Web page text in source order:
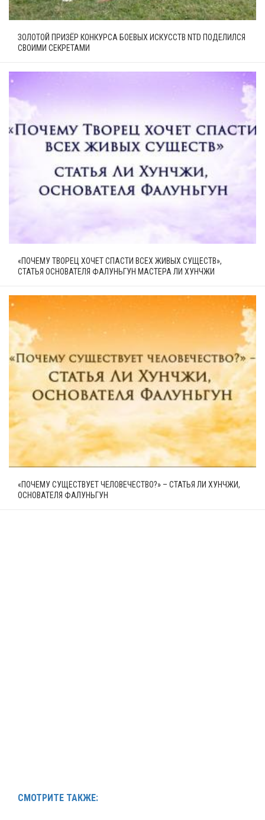
ЗОЛОТОЙ ПРИЗЁР КОНКУРСА БОЕВЫХ ИСКУССТВ NTD ПОДЕЛИЛСЯ
СВОИМИ СЕКРЕТАМИ
«ПОЧЕМУ ТВОРЕЦ ХОЧЕТ СПАСТИ ВСЕХ ЖИВЫХ СУЩЕСТВ»,
СТАТЬЯ ОСНОВАТЕЛЯ ФАЛУНЬГУН МАСТЕРА ЛИ ХУНЧЖИ
«ПОЧЕМУ СУЩЕСТВУЕТ ЧЕЛОВЕЧЕСТВО?» – СТАТЬЯ ЛИ ХУНЧЖИ,
ОСНОВАТЕЛЯ ФАЛУНЬГУН
СМОТРИТЕ ТАКЖЕ: